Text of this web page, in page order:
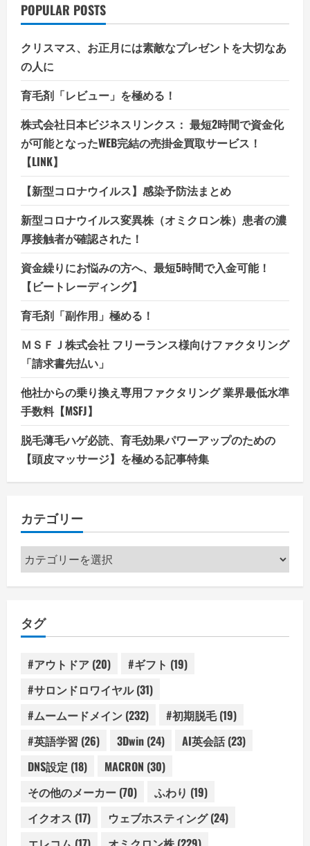
POPULAR POSTS
クリスマス、お正月には素敵なプレゼントを大切なあ
の人に
育毛剤「レビュー」を極める！
株式会社日本ビジネスリンクス： 最短2時間で資金化
が可能となったWEB完結の売掛金買取サービス！
【LINK】
【新型コロナウイルス】感染予防法まとめ
新型コロナウイルス変異株（オミクロン株）患者の濃
厚接触者が確認された！
資金繰りにお悩みの方へ、最短5時間で入金可能！
【ビートレーディング】
育毛剤「副作用」極める！
ＭＳＦＪ株式会社 フリーランス様向けファクタリング
「請求書先払い」
他社からの乗り換え専用ファクタリング 業界最低水準
手数料【MSFJ】
脱毛薄毛ハゲ必読、育毛効果パワーアップのための
【頭皮マッサージ】を極める記事特集
カテゴリー
カ
テ
ー
タグ
#アウトドア (20) #ギフト (19)
#サロンドロワイヤル(31)
#ムームードメイン (232) #初期脱毛(19)
#英語学習 (26) 3Dwin (24) AI英会話(23)
DNS設定 (18) MACRON (30)
その他のメーカー (70) ふわり (19)
イクオス (17) ウェブホスティング(24)